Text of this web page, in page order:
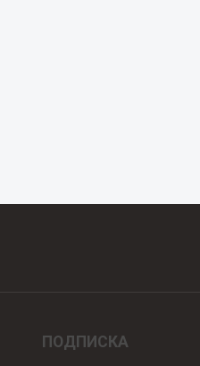
ПОДПИСКА